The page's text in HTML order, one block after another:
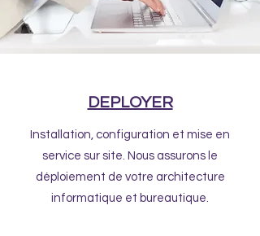
DEPLOYER
Installation, configuration et mise en
service sur site. Nous assurons le
déploiement de votre architecture
informatique et bureautique.